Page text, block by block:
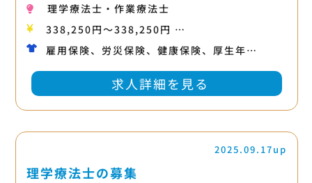
理学療法士・作業療法士
338,250円〜338,250円 …
雇用保険、労災保険、健康保険、厚生年…
求人詳細を見る
2025.09.17up
理学療法士の募集